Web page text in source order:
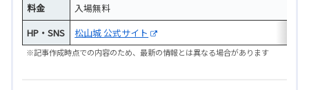
料金
入場無料
HP・SNS
松山城 公式サイト
※記事作成時点での内容のため、最新の情報とは異なる場合があります